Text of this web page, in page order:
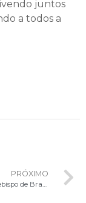
juntos
a todos a
PRÓXIMO